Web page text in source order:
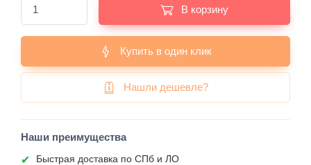
В корзину
Купить в один клик
Нашли дешевле?
Наши преимущества
Быстрая доставка по СПб и ЛО